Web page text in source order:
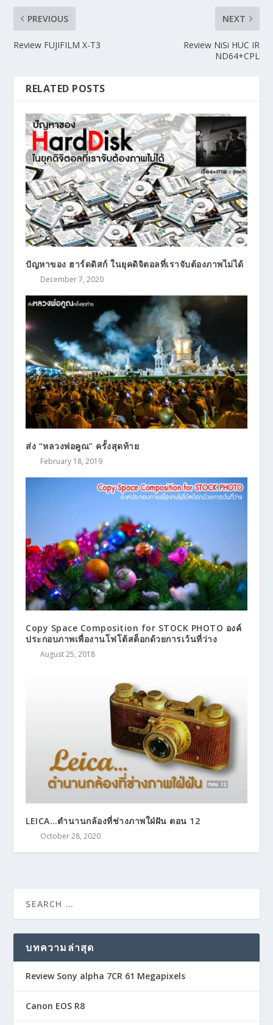
PREVIOUS
Review FUJIFILM X-T3
NEXT
Review NiSi HUC IR
ND64+CPL
RELATED POSTS
ปัญหาของ ฮาร์ดดิสก์ ในยุคดิจิตอลที่เราจับต้องภาพไม่ได้
December 7, 2020
ส่ง “หลวงพ่อคูณ” ครั้งสุดท้าย
February 18, 2019
Copy Space Composition for STOCK PHOTO องค์
ประกอบภาพเพื่องานโฟโต้สต็อกด้วยการเว้นที่ว่าง
August 25, 2018
LEICA…ตำนานกล้องที่ช่างภาพใฝ่ฝัน ตอน 12
October 28, 2020
บทความล่าสุด
Review Sony alpha 7CR 61 Megapixels
Canon EOS R8